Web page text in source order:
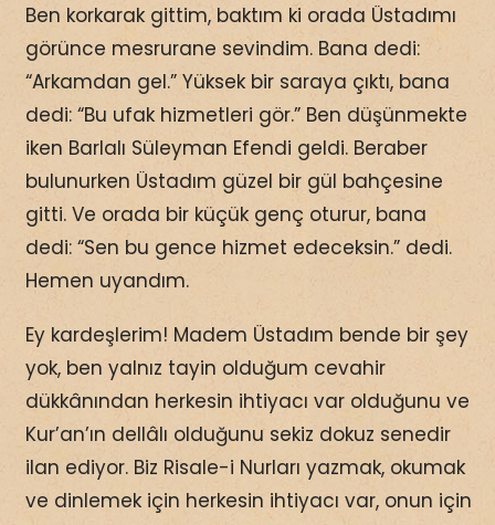
Ben korkarak gittim, baktım ki orada Üstadımı
görünce mesrurane sevindim. Bana dedi:
“Arkamdan gel.” Yüksek bir saraya çıktı, bana
dedi: “Bu ufak hizmetleri gör.” Ben düşünmekte
iken Barlalı Süleyman Efendi geldi. Beraber
bulunurken Üstadım güzel bir gül bahçesine
gitti. Ve orada bir küçük genç oturur, bana
dedi: “Sen bu gence hizmet edeceksin.” dedi.
Hemen uyandım.
Ey kardeşlerim! Madem Üstadım bende bir şey
yok, ben yalnız tayin olduğum cevahir
dükkânından herkesin ihtiyacı var olduğunu ve
Kur’an’ın dellâlı olduğunu sekiz dokuz senedir
ilan ediyor. Biz Risale-i Nurları yazmak, okumak
ve dinlemek için herkesin ihtiyacı var, onun için